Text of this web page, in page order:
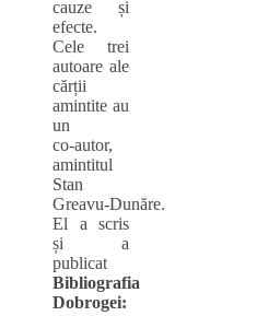
cauze și
efecte.
Cele trei
autoare ale
cărții
amintite au
un
co‑autor,
amintitul
Stan
Greavu‑Dunăre.
El a scris
și a
publicat
Bibliografia
Dobrogei: